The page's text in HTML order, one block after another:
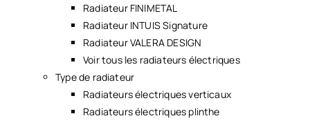
Radiateur FINIMETAL
Radiateur INTUIS Signature
Radiateur VALERA DESIGN
Voir tous les radiateurs électriques
Type de radiateur
Radiateurs électriques verticaux
Radiateurs électriques plinthe